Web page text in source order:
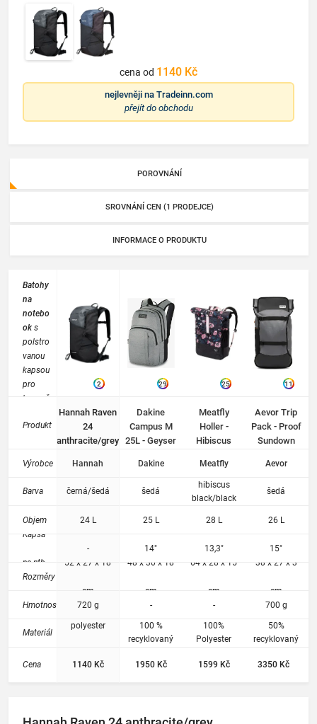
cena od 1140 Kč
nejlevněji na Tradeinn.com
přejít do obchodu
POROVNÁNÍ
SROVNÁNÍ CEN (1 PRODEJCE)
INFORMACE O PRODUKTU
Batohy
na
notebo
ok s
polstro
vanou
kapsou
pro
bezpeč
uložení
cestě
do
práce.
použít i
uložení
Produkt
Výrobce
Barva
Objem
Kapsa
na ntb.
Rozměry
Hmotnost
Materiál
Cena
2
Hannah Raven
24
anthracite/grey
Hannah
černá/šedá
24 L
-
52 x 27 x 18
cm
720 g
polyester
1140 Kč
29
Dakine
Campus M
25L - Geyser
Dakine
šedá
25 L
14"
48 x 30 x 18
cm
-
100 %
recyklovaný
1950 Kč
25
Meatfly
Holler -
Hibiscus
Meatfly
hibiscus
black/black
28 L
13,3"
64 x 28 x 15
cm
-
100%
Polyester
1599 Kč
11
Aevor Trip
Pack - Proof
Sundown
Aevor
šedá
26 L
15"
38 x 27 x 3
cm
700 g
50%
recyklovaný
50%
3350 Kč